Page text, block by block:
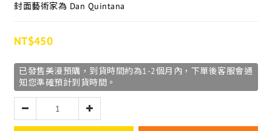
封面藝術家為 Dan Quintana
NT$450
已發售美漫預購，到貨時間約為1-2個月內，下單後客服會通
知您準確預計到貨時間。